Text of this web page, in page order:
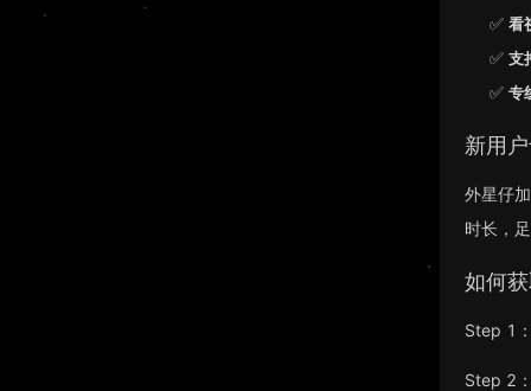
✅ 看
✅ 支
✅ 专
新用
外星仔
时长，
如何
Step 1
Step 2